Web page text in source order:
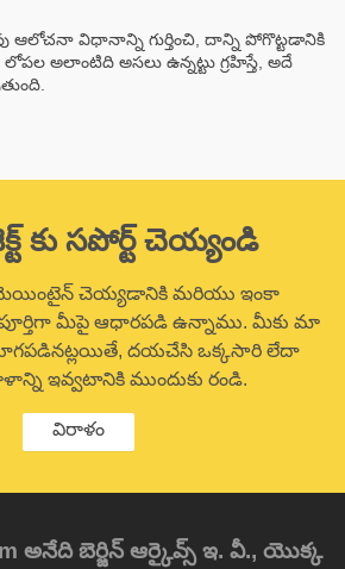
ఆలోచనా విధానాన్ని గుర్తించి, దాన్ని పోగొట్టడానికి
అలాంటిది అసలు ఉన్నట్టు గ్రహిస్తే, అదే
కు సపోర్ట్ చెయ్యండి
చెయ్యడానికి మరియు ఇంకా
పూర్తిగా మీపై ఆధారపడి ఉన్నాము. మీకు మా
దయచేసి ఒక్కసారి లేదా
ఇవ్వటానికి ముందుకు రండి.
విరాళం
అనేది బెర్జిన్ ఆర్కైవ్స్ ఇ. వీ., యొక్క